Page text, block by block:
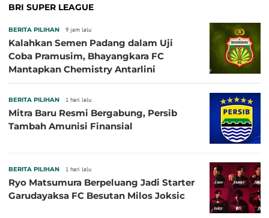
BRI SUPER LEAGUE
BERITA PILIHAN 9 jam lalu
Kalahkan Semen Padang dalam Uji
Coba Pramusim, Bhayangkara FC
Mantapkan Chemistry Antarlini
BERITA PILIHAN 1 hari lalu
Mitra Baru Resmi Bergabung, Persib
Tambah Amunisi Finansial
BERITA PILIHAN 1 hari lalu
Ryo Matsumura Berpeluang Jadi Starter
Garudayaksa FC Besutan Milos Joksic